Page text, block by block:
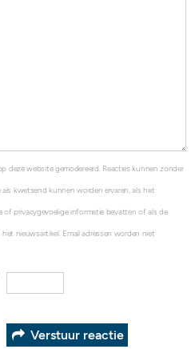
deze website gemodereerd. Reacties kunnen zonder
kwetsend kunnen worden ervaren, als het
of privacygevoelige informatie bevatten of als de
nieuwsartikel. Email adressen worden niet
Verstuur reactie